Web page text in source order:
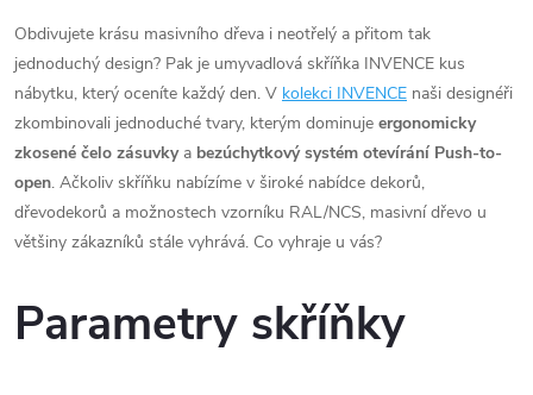
Obdivujete krásu masivního dřeva i neotřelý a přitom tak
jednoduchý design? Pak je umyvadlová skříňka INVENCE kus
nábytku, který oceníte každý den. V kolekci INVENCE naši designéři
zkombinovali jednoduché tvary, kterým dominuje ergonomicky
zkosené čelo zásuvky a bezúchytkový systém otevírání Push-to-
open. Ačkoliv skříňku nabízíme v široké nabídce dekorů,
dřevodekorů a možnostech vzorníku RAL/NCS, masivní dřevo u
většiny zákazníků stále vyhrává. Co vyhraje u vás?
Parametry skříňky